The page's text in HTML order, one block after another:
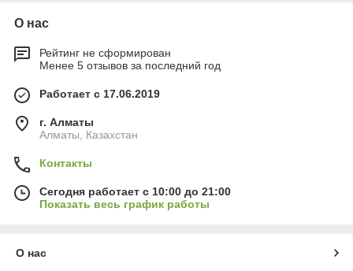
О нас
Рейтинг не сформирован
Менее 5 отзывов за последний год
Работает с 17.06.2019
г. Алматы
Алматы, Казахстан
Контакты
Сегодня работает с 10:00 до 21:00
Показать весь график работы
О нас